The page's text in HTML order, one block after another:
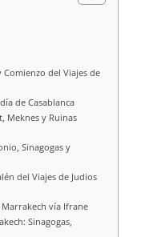
Comienzo del Viajes de
de Casablanca
Meknes y Ruinas
Sinagogas y
del Viajes de Judios
Marrakech vía Ifrane
Sinagogas,